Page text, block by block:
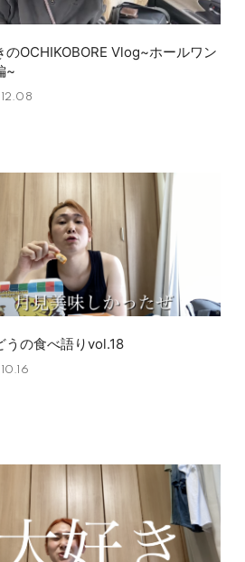
のOCHIKOBORE Vlog~ホールワン
~
うの食べ語りvol.18